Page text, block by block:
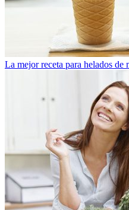
La mejor receta para helados